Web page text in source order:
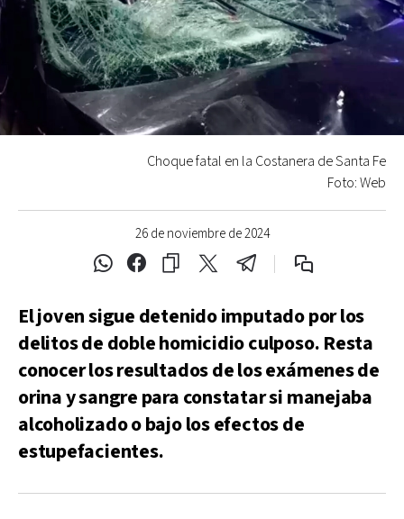
26 de noviembre de 2024
Choque fatal en la Costanera de Santa Fe
Foto: Web
El joven sigue detenido imputado por los
delitos de doble homicidio culposo. Resta
conocer los resultados de los exámenes de
orina y sangre para constatar si manejaba
alcoholizado o bajo los efectos de
estupefacientes.